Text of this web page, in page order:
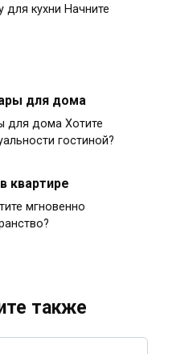
для кухни Начните
для дома
для дома Хотите
гостиной?
квартире
мгновенно
также